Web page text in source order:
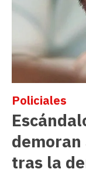
demoran
tras la
Policiales